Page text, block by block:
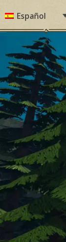
Español